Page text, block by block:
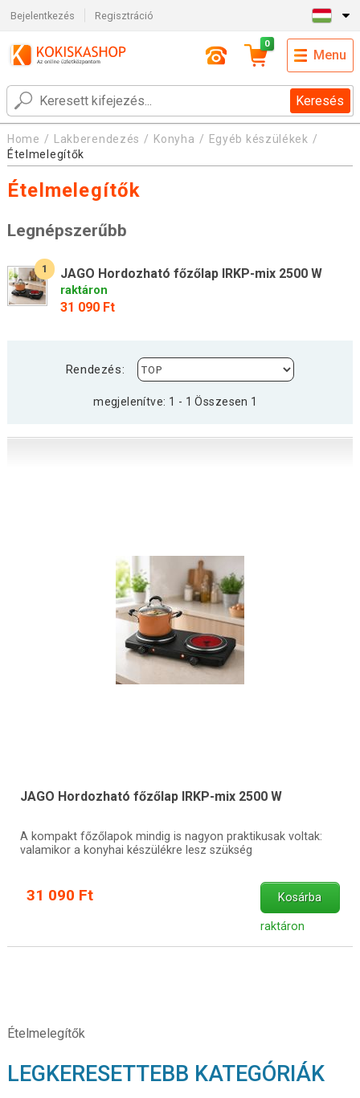
Bejelentkezés Regisztráció
Keresés
0
Menu
Home Lakberendezés Konyha
Egyéb készülékek
Ételmelegítők
Ételmelegítők
Legnépszerűbb
1 JAGO Hordozható főzőlap IRKP-mix 2500 W
raktáron
31 090 Ft
Rendezés:
megjelenítve: 1 - 1 Összesen 1
JAGO Hordozható főzőlap IRKP-mix 2500 W
A kompakt főzőlapok mindig is nagyon praktikusak voltak:
valamikor a konyhai készülékre lesz szükség
31 090 Ft Kosárba
raktáron
Ételmelegítők
LEGKERESETTEBB KATEGÓRIÁK